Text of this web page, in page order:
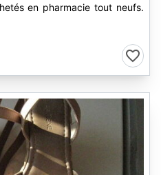
en pharmacie tout neufs.